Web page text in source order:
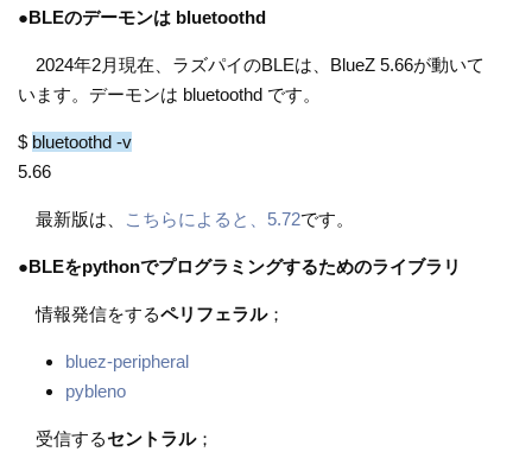
●BLEのデーモンは bluetoothd
2024年2月現在、ラズパイのBLEは、BlueZ 5.66が動いて
います。デーモンは bluetoothd です。
$ bluetoothd -v
5.66
最新版は、 こちらによると、5.72です。
●BLEをpythonでプログラミングするためのライブラリ
情報発信をするペリフェラル；
bluez-peripheral
pybleno
受信するセントラル；